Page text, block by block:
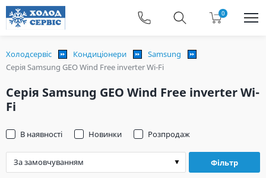
0
Холодсервіс Кондиціонери
Samsung
Серія Samsung GEO Wind Free inverter Wi-Fi
Серія Samsung GEO Wind Free inverter Wi-
Fi
Фільтр
В наявності Новинки Розпродаж